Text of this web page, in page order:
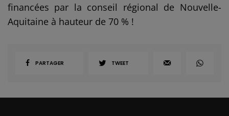
financées par la conseil régional de Nouvelle-
Aquitaine à hauteur de 70 % !
PARTAGER TWEET